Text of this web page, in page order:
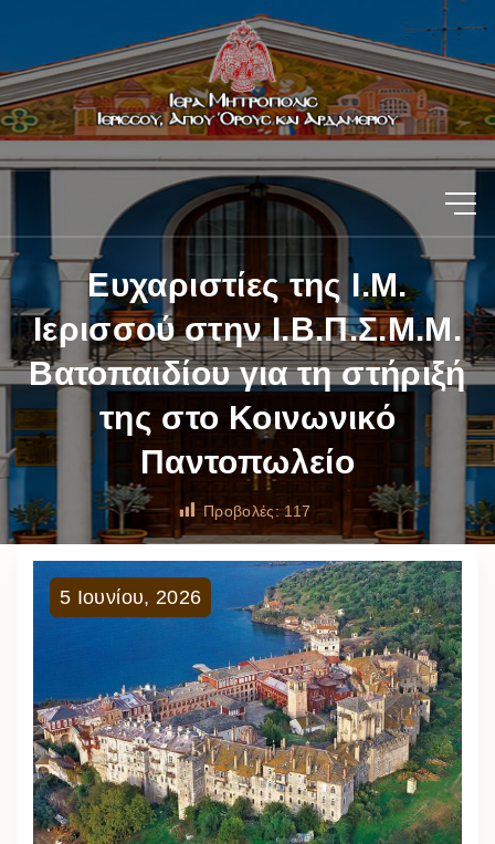
Ευχαριστίες της Ι.Μ.
Ιερισσού στην Ι.Β.Π.Σ.Μ.Μ.
Βατοπαιδίου για τη στήριξή
της στο Κοινωνικό
Παντοπωλείο
Προβολές: 117
5 Ιουνίου, 2026